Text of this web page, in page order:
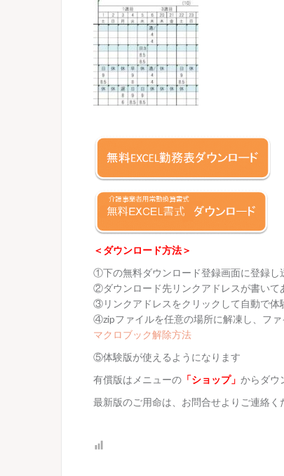
＜ダウンロード方法＞
①下の無料ダウンロード登録画面に登録し
②ダウンロード先リンクアドレスが書いて
③リンクアドレスをクリックして自動で体
④zipファイルを任意の場所に解凍し、フ
マクロブック解除方法
⑤体験版が使えるようになります
有償版はメニューの 「ショップ」 からダウ
最新版のご用命は、お問合せよりご連絡く